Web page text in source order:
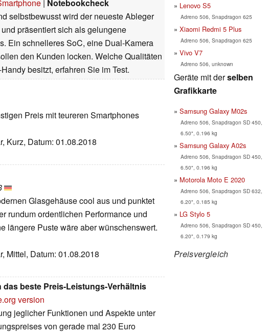
| Notebookcheck
selbstbewusst wird der neueste Ableger
präsentiert sich als gelungene
Ein schnelleres SoC, eine Dual-Kamera
den Kunden locken. Welche Qualitäten
besitzt, erfahren Sie im Test.
Preis mit teureren Smartphones
Kurz, Datum: 01.08.2018
Glasgehäuse cool aus und punktet
rundum ordentlichen Performance und
längere Puste wäre aber wünschenswert.
Mittel, Datum: 01.08.2018
das beste Preis-Leistungs-Verhältnis
version
jeglicher Funktionen und Aspekte unter
von gerade mal 230 Euro
Lenovo S5
Adreno 506, Snapdragon 625
Xiaomi Redmi 5 Plus
Adreno 506, Snapdragon 625
Vivo V7
Adreno 506, unknown
Geräte mit derselben
Grafikkarte
Samsung Galaxy M02s
Adreno 506, Snapdragon SD 450,
6.50", 0.196 kg
Samsung Galaxy A02s
Adreno 506, Snapdragon SD 450,
6.50", 0.196 kg
Motorola Moto E 2020
Adreno 506, Snapdragon SD 632,
6.20", 0.185 kg
LG Stylo 5
Adreno 506, Snapdragon SD 450,
6.20", 0.179 kg
Preisvergleich